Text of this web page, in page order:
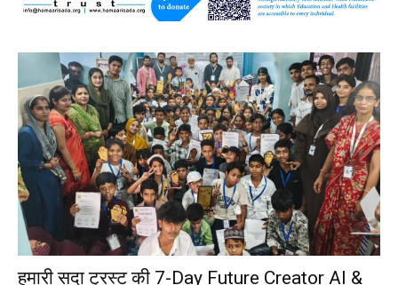
हमारी सदा ट्रस्ट की 7-Day Future Creator AI &